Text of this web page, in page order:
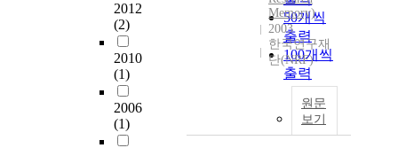
2012
(2)
2010
(1)
2006
(1)
50개씩
출력
100개씩
출력
Memory)
2003
한국연구재
단(NRF)
원문
보기